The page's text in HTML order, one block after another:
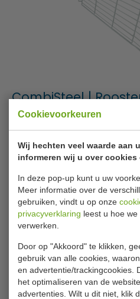
Cookievoorkeuren
Wij hechten veel waarde aan
informeren wij u over cookies
In deze pop-up kunt u uw
Meer informatie over de
gebruiken, vindt u op onze
privacyverklaring leest u hoe
verwerken.
Door op "Akkoord" te klikken,
gebruik van alle cookies,
en advertentie/trackingcookies.
het optimaliseren van de
advertenties. Wilt u dit niet, klik
CombiSteel |
7450.0508
Merk
Artikelnummer
Levertijd
€ 56,00 | Voordeel €
€ 41,00excl. btw
€ 49,61 incl. btw